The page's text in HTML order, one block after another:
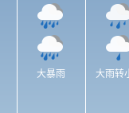
大暴雨 大雨转